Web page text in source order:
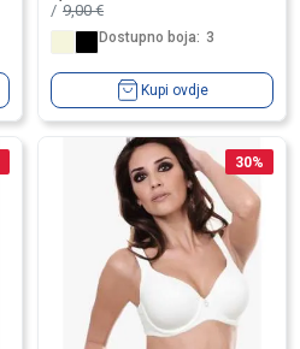
9,00€
Dostupno boja: 3
Kupi ovdje
30%